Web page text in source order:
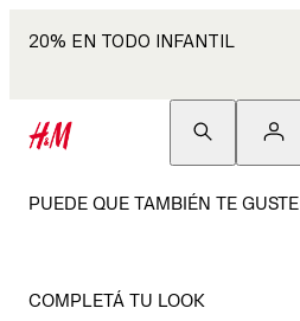
20% EN TODO INFANTIL
PUEDE QUE TAMBIÉN TE GUSTE
COMPLETÁ TU LOOK